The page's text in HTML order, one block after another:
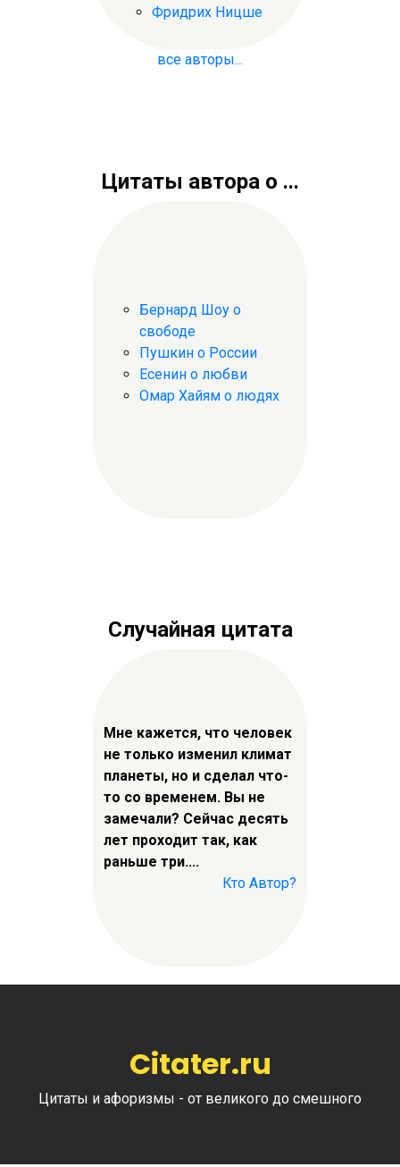
Фридрих Ницше
все авторы...
Цитаты автора о ...
Бернард Шоу о
свободе
Пушкин о России
Есенин о любви
Омар Хайям о людях
Случайная цитата
Мне кажется, что человек
не только изменил климат
планеты, но и сделал что-
то со временем. Вы не
замечали? Сейчас десять
лет проходит так, как
раньше три....
Кто Автор?
Citater.ru
Цитаты и афоризмы - от великого до смешного